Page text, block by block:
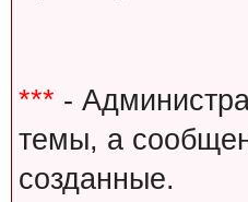
*** -
темы, а
созданные.